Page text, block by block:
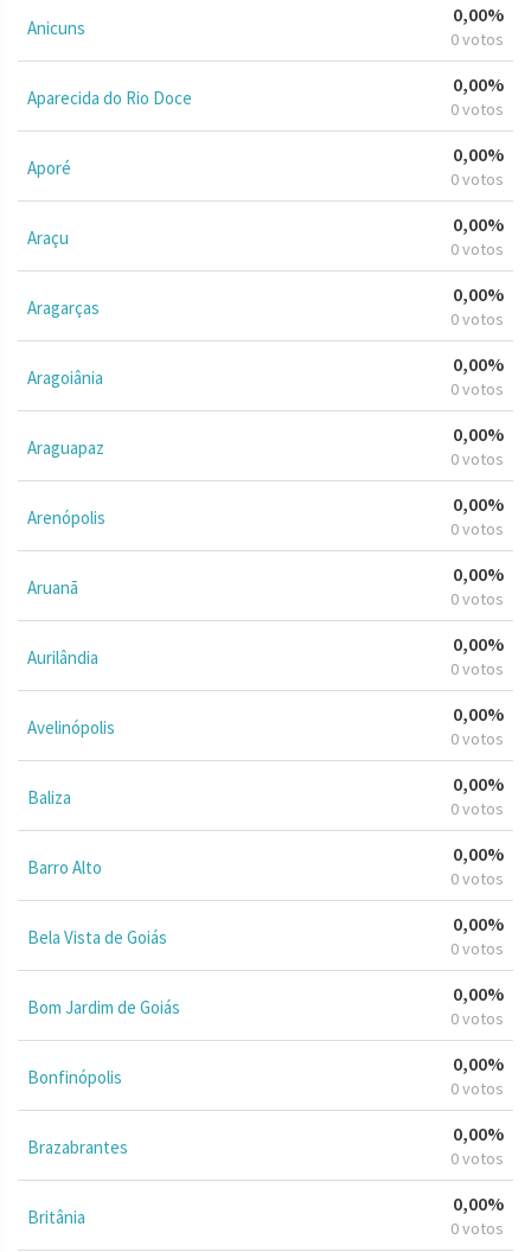
Anicuns
0,00%
0 votos
Aparecida do Rio Doce
0,00%
0 votos
Aporé
0,00%
0 votos
Araçu
0,00%
0 votos
Aragarças
0,00%
0 votos
Aragoiânia
0,00%
0 votos
Araguapaz
0,00%
0 votos
Arenópolis
0,00%
0 votos
Aruanã
0,00%
0 votos
Aurilândia
0,00%
0 votos
Avelinópolis
0,00%
0 votos
Baliza
0,00%
0 votos
Barro Alto
0,00%
0 votos
Bela Vista de Goiás
0,00%
0 votos
Bom Jardim de Goiás
0,00%
0 votos
Bonfinópolis
0,00%
0 votos
Brazabrantes
0,00%
0 votos
Britânia
0,00%
0 votos